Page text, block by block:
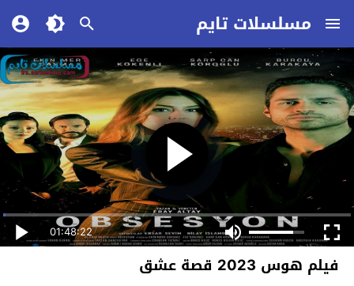
مسلسلات تايم
01:48:22
فيلم هوس 2023 قصة عشق